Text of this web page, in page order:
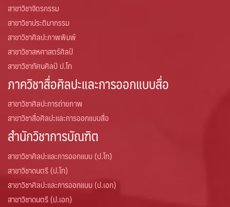
สาขาวิชาจิตรกรรม
สาขาวิชาประติมากรรม
สาขาวิชาศิลปะภาพพิมพ์
สาขาวิชาสหศาสตร์ศิลป์
สาขาวิชาทัศนศิลป์ ป.โท
ภาควิชาสื่อศิลปะและการออกแบบสื่อ
สาขาวิชาศิลปะการถ่ายภาพ
สาขาวิชาสื่อศิลปะและการออกแบบสื่อ
สำนักวิชาการบัณฑิต
สาขาวิชาศิลปะและการออกแบบ (ป.โท)
สาขาวิชาดนตรี (ป.โท)
สาขาวิชาศิลปะและการออกแบบ (ป.เอก)
สาขาวิชาดนตรี (ป.เอก)